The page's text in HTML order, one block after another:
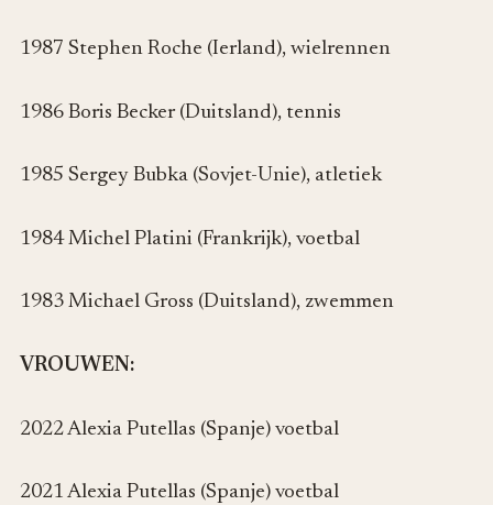
1987 Stephen Roche (Ierland), wielrennen
1986 Boris Becker (Duitsland), tennis
1985 Sergey Bubka (Sovjet-Unie), atletiek
1984 Michel Platini (Frankrijk), voetbal
1983 Michael Gross (Duitsland), zwemmen
VROUWEN:
2022 Alexia Putellas (Spanje) voetbal
2021 Alexia Putellas (Spanje) voetbal